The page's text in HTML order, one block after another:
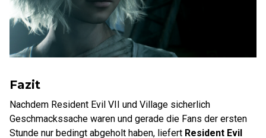
Fazit
Nachdem Resident Evil VII und Village sicherlich
Geschmackssache waren und gerade die Fans der ersten
Stunde nur bedingt abgeholt haben, liefert Resident Evil